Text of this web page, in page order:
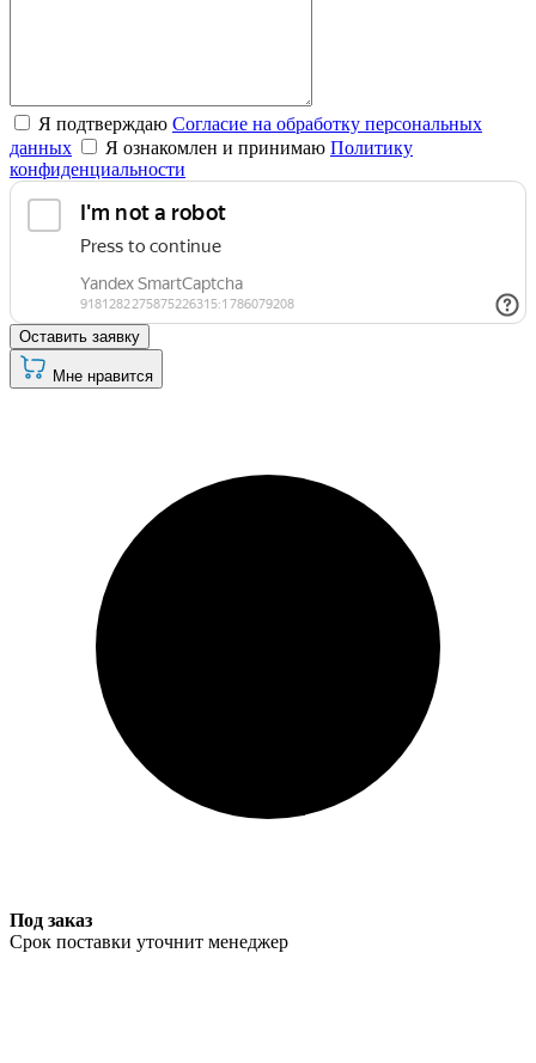
Я подтверждаю Согласие на обработку персональных
данных
Я ознакомлен и принимаю Политику
конфиденциальности
Оставить заявку
Мне нравится
Под заказ
Срок поставки уточнит менеджер